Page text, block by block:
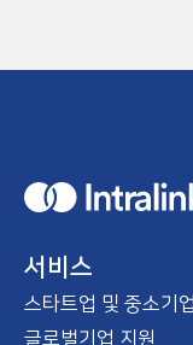
H
o
서비스
스타트업 및 중소기
글로벌기업 지원